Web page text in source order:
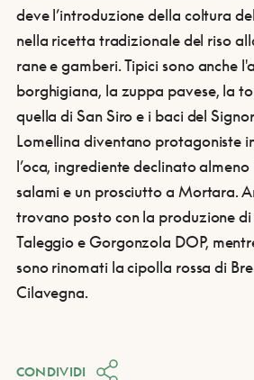
deve l’introduzione della coltura
nella ricetta tradizionale del riso
rane e gamberi. Tipici sono anche
borghigiana, la zuppa pavese, la
quella di San Siro e i baci del
Lomellina diventano protagoniste
l’oca, ingrediente declinato
salami e un prosciutto a Mortara.
trovano posto con la produzione
Taleggio e Gorgonzola DOP,
sono rinomati la cipolla rossa di
Cilavegna.
CONDIVIDI